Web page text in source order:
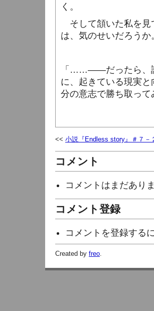
く。
そして頷いた私を見
は、気のせいだろうか
「……――だったら、
に、起きている現実
分の意志で勝ち取って
小説『Endless story』＃７－
コメント
コメントはまだあり
コメント登録
コメントを登録する
Created by freo.